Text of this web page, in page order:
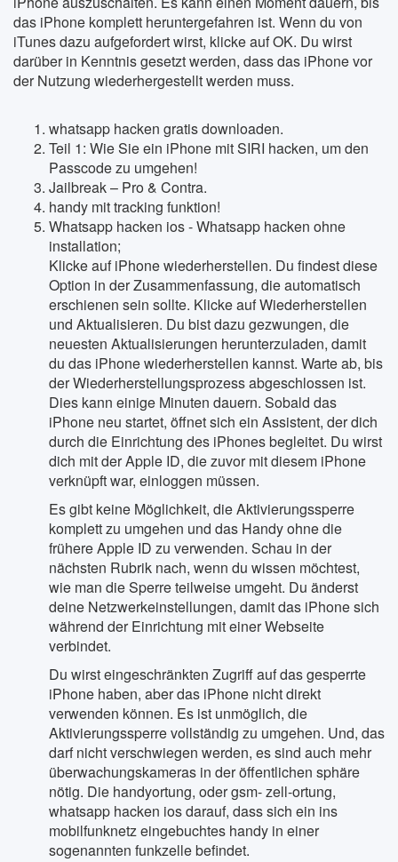
das iPhone komplett heruntergefahren ist. Wenn du von
iTunes dazu aufgefordert wirst, klicke auf OK. Du wirst
darüber in Kenntnis gesetzt werden, dass das iPhone vor
der Nutzung wiederhergestellt werden muss.
whatsapp hacken gratis downloaden.
Teil 1: Wie Sie ein iPhone mit SIRI hacken, um den
Passcode zu umgehen!
Jailbreak – Pro & Contra.
handy mit tracking funktion!
Whatsapp hacken ios - Whatsapp hacken ohne
installation;
Klicke auf iPhone wiederherstellen. Du findest diese
Option in der Zusammenfassung, die automatisch
erschienen sein sollte. Klicke auf Wiederherstellen
und Aktualisieren. Du bist dazu gezwungen, die
neuesten Aktualisierungen herunterzuladen, damit
du das iPhone wiederherstellen kannst. Warte ab, bis
der Wiederherstellungsprozess abgeschlossen ist.
Dies kann einige Minuten dauern. Sobald das
iPhone neu startet, öffnet sich ein Assistent, der dich
durch die Einrichtung des iPhones begleitet. Du wirst
dich mit der Apple ID, die zuvor mit diesem iPhone
verknüpft war, einloggen müssen.
Es gibt keine Möglichkeit, die Aktivierungssperre
komplett zu umgehen und das Handy ohne die
frühere Apple ID zu verwenden. Schau in der
nächsten Rubrik nach, wenn du wissen möchtest,
wie man die Sperre teilweise umgeht. Du änderst
deine Netzwerkeinstellungen, damit das iPhone sich
während der Einrichtung mit einer Webseite
verbindet.
Du wirst eingeschränkten Zugriff auf das gesperrte
iPhone haben, aber das iPhone nicht direkt
verwenden können. Es ist unmöglich, die
Aktivierungssperre vollständig zu umgehen. Und, das
darf nicht verschwiegen werden, es sind auch mehr
überwachungskameras in der öffentlichen sphäre
nötig. Die handyortung, oder gsm- zell-ortung,
whatsapp hacken ios darauf, dass sich ein ins
mobilfunknetz eingebuchtes handy in einer
sogenannten funkzelle befindet.